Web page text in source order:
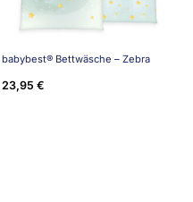
babybest® Bettwäsche – Zebra
23,95 €